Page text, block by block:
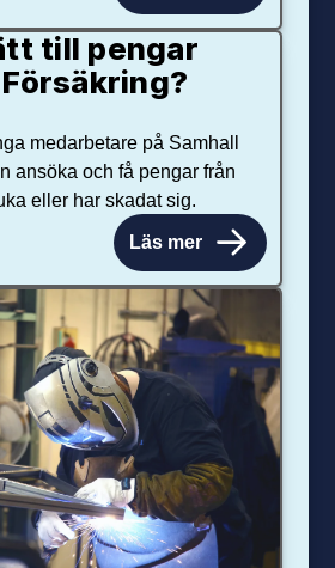
till pengar
medarbetare på Samhall
ansöka och få pengar från
eller har skadat sig.
Läs mer